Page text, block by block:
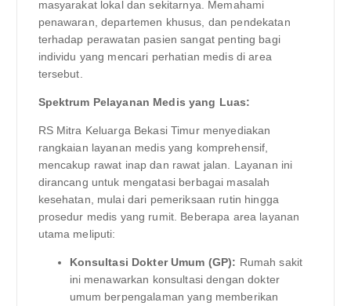
masyarakat lokal dan sekitarnya. Memahami
penawaran, departemen khusus, dan pendekatan
terhadap perawatan pasien sangat penting bagi
individu yang mencari perhatian medis di area
tersebut.
Spektrum Pelayanan Medis yang Luas:
RS Mitra Keluarga Bekasi Timur menyediakan
rangkaian layanan medis yang komprehensif,
mencakup rawat inap dan rawat jalan. Layanan ini
dirancang untuk mengatasi berbagai masalah
kesehatan, mulai dari pemeriksaan rutin hingga
prosedur medis yang rumit. Beberapa area layanan
utama meliputi:
Konsultasi Dokter Umum (GP): Rumah sakit
ini menawarkan konsultasi dengan dokter
umum berpengalaman yang memberikan